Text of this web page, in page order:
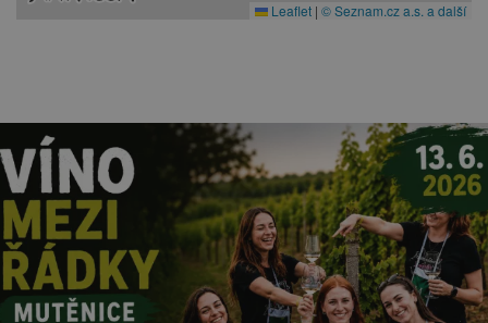
Leaflet | © Seznam.cz a.s. a další